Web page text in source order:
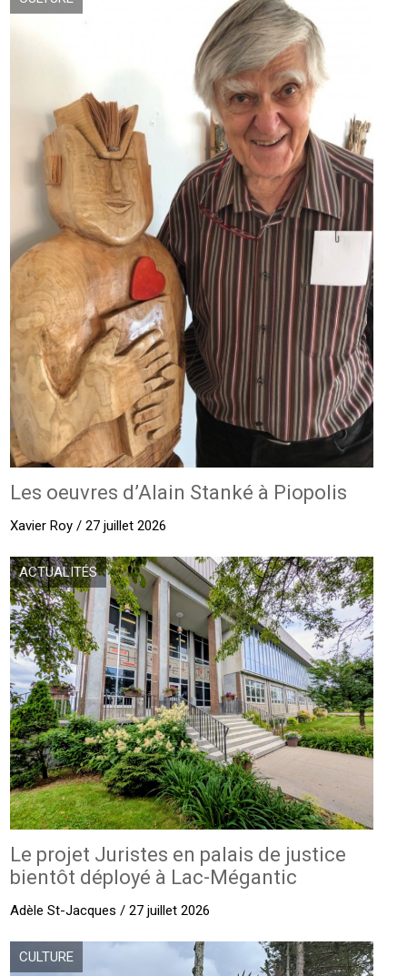
Les oeuvres d’Alain Stanké à Piopolis
Xavier Roy / 27 juillet 2026
ACTUALITÉS
Le projet Juristes en palais de justice
bientôt déployé à Lac-Mégantic
Adèle St-Jacques / 27 juillet 2026
CULTURE